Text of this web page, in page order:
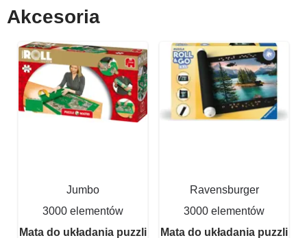
Akcesoria
Jumbo
3000 elementów
Mata do układania puzzli
Ravensburger
3000 elementów
Mata do układania puzzli